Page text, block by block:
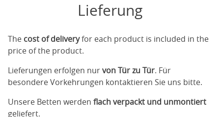
Lieferung
The cost of deliveryfor each product is included in the
price of the product.
Lieferungen erfolgen nurvon Tür zu Tür. Für
besondere Vorkehrungen kontaktieren Sie uns bitte.
Unsere Betten werden flach verpackt und unmontiert
geliefert.